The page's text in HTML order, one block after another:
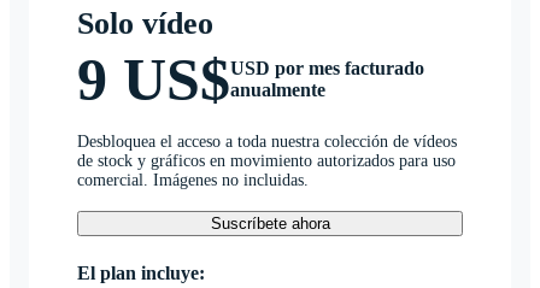
Solo vídeo
9 US$USD por mes facturado
anualmente
Desbloquea el acceso a toda nuestra colección de vídeos
de stock y gráficos en movimiento autorizados para uso
comercial. Imágenes no incluidas.
Suscríbete ahora
El plan incluye: